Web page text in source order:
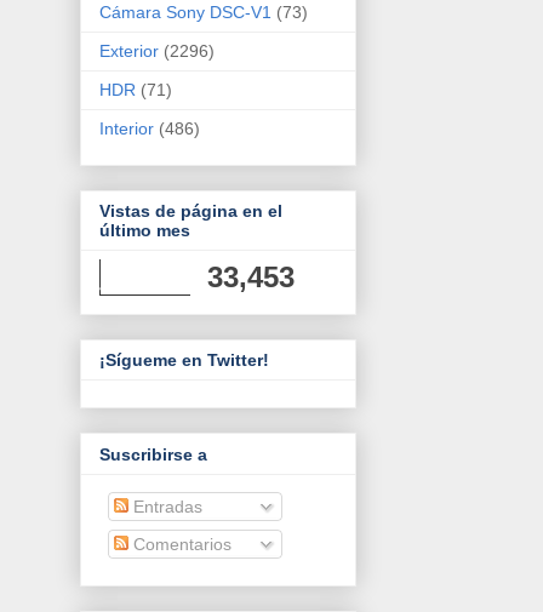
Cámara Sony DSC-V1 (73)
Exterior (2296)
HDR (71)
Interior (486)
Vistas de página en el
último mes
33,453
¡Sígueme en Twitter!
Suscribirse a
Entradas
Comentarios